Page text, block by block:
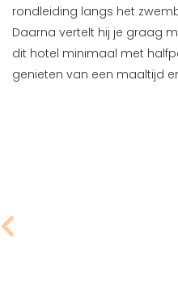
rondleiding langs het
Daarna vertelt hij je graag
dit hotel minimaal met
genieten van een maaltijd